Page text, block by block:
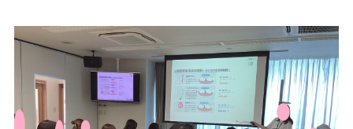
診療案内
訪問診療